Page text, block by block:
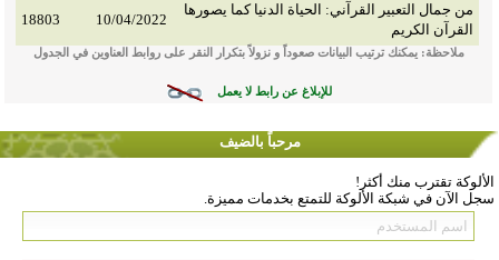
من جمال التعبير القرآني: الحياة الدنيا كما يصورها
القرآن الكريم
10/04/2022
18803
ملاحظة: يمكنك ترتيب البيانات صعوداً و نزولاً بتكرار النقر على روابط العناوين في الجدول
للإبلاغ عن رابط لا يعمل
مرحباً بالضيف
الألوكة تقترب منك أكثر!
سجل الآن في شبكة الألوكة للتمتع بخدمات مميزة.